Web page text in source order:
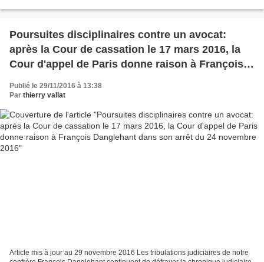
Poursuites disciplinaires contre un avocat:
après la Cour de cassation le 17 mars 2016, la
Cour d'appel de Paris donne raison à François
Danglehant dans son arrêt du 24 novembre 2016
Publié le 29/11/2016 à 13:38
Par thierry vallat
Article mis à jour au 29 novembre 2016 Les tribulations judiciaires de notre